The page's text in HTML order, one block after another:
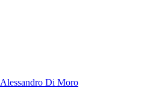
Alessandro Di Moro